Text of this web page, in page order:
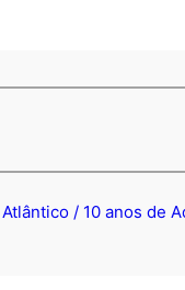
/ 10 anos de